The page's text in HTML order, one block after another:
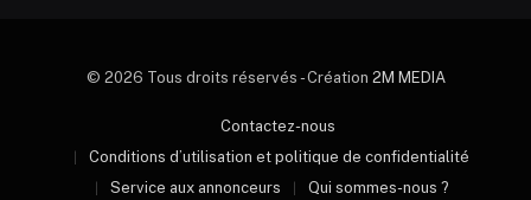
© 2026 Tous droits réservés - Création 2M MEDIA
Contactez-nous
Conditions d’utilisation et politique de confidentialité
Service aux annonceurs
Qui sommes-nous ?